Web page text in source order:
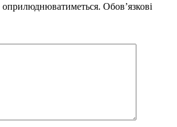
Обов’язкові